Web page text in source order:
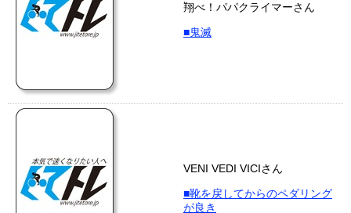
翔べ！パパクライマーさん
■鬼滅
VENI VEDI VICIさん
■靴を戻してからのペダリング
が良き